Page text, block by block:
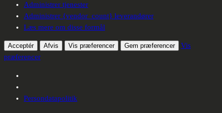
Administrer tjenester
Administrer {vendor_count} leverandører
Læs mere om disse formål
Acceptér Afvis Vis præferencer Gem præferencer
Vis
præferencer
Persondatapolitik